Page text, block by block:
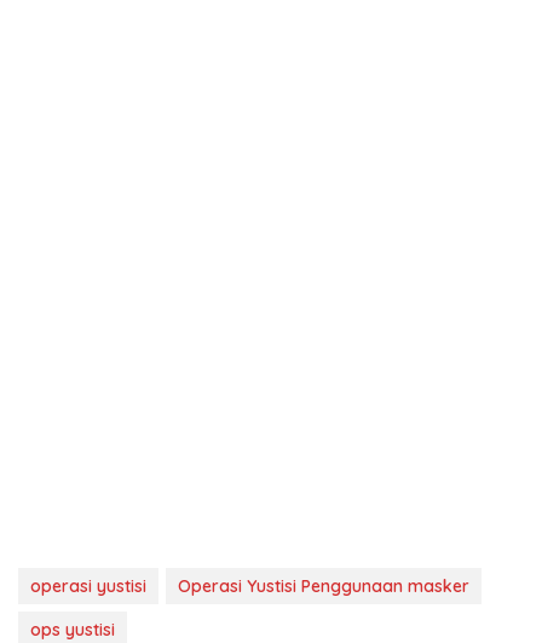
operasi yustisi
Operasi Yustisi Penggunaan masker
ops yustisi